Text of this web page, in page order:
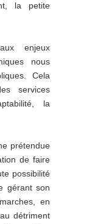
la petite
enjeux
nous
Cela
services
la
prétendue
de faire
possibilité
gérant son
en
détriment